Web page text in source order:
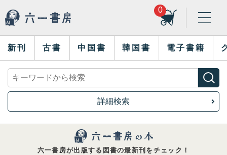
0
新刊 古書 中国書 韓国書 電子書籍
詳細検索
六一書房が出版する図書の最新刊をチェック！